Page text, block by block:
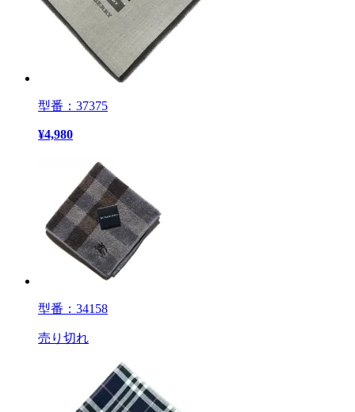
型番：37375
¥4,980
型番：34158
売り切れ